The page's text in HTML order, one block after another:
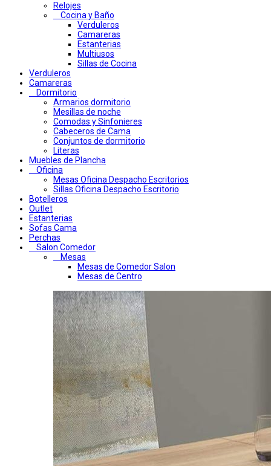
Relojes
Cocina y Baño
Verduleros
Camareras
Estanterias
Multiusos
Sillas de Cocina
Verduleros
Camareras
Dormitorio
Armarios dormitorio
Mesillas de noche
Comodas y Sinfonieres
Cabeceros de Cama
Conjuntos de dormitorio
Literas
Muebles de Plancha
Oficina
Mesas Oficina Despacho Escritorios
Sillas Oficina Despacho Escritorio
Botelleros
Outlet
Estanterias
Sofas Cama
Perchas
Salon Comedor
Mesas
Mesas de Comedor Salon
Mesas de Centro